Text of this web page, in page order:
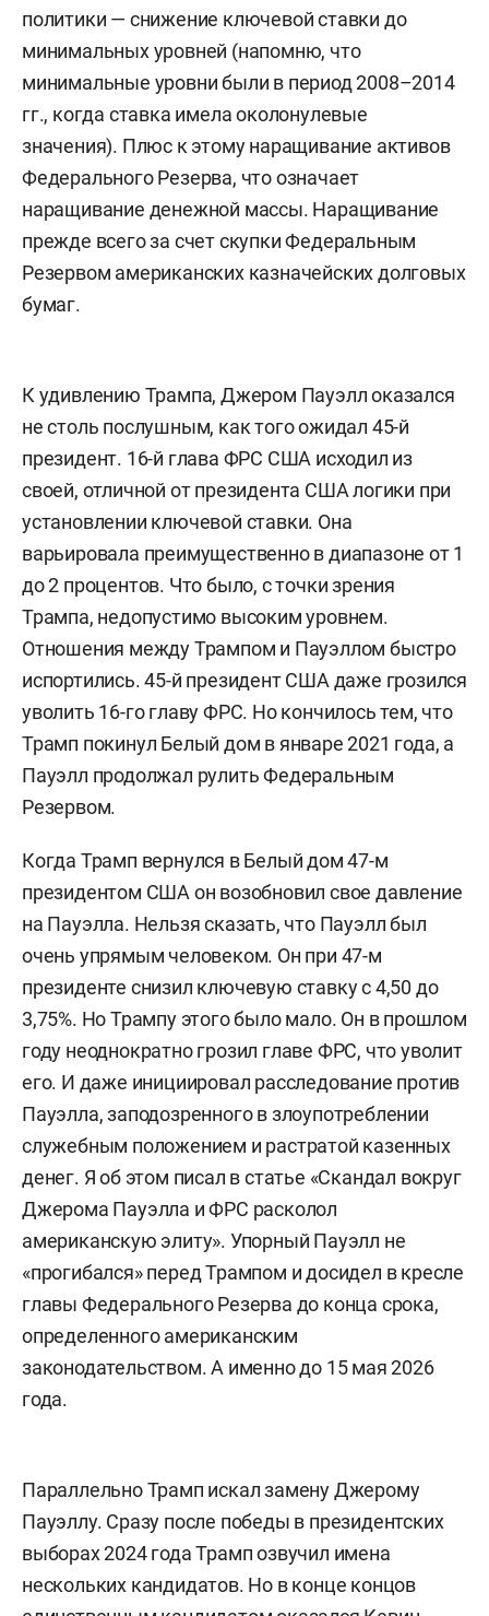
политики — снижение ключевой ставки до
минимальных уровней (напомню, что
минимальные уровни были в период 2008–2014
гг., когда ставка имела околонулевые
значения). Плюс к этому наращивание активов
Федерального Резерва, что означает
наращивание денежной массы. Наращивание
прежде всего за счет скупки Федеральным
Резервом американских казначейских долговых
бумаг.
К удивлению Трампа, Джером Пауэлл оказался
не столь послушным, как того ожидал 45-й
президент. 16-й глава ФРС США исходил из
своей, отличной от президента США логики при
установлении ключевой ставки. Она
варьировала преимущественно в диапазоне от 1
до 2 процентов. Что было, с точки зрения
Трампа, недопустимо высоким уровнем.
Отношения между Трампом и Пауэллом быстро
испортились. 45-й президент США даже грозился
уволить 16-го главу ФРС. Но кончилось тем, что
Трамп покинул Белый дом в январе 2021 года, а
Пауэлл продолжал рулить Федеральным
Резервом.
Когда Трамп вернулся в Белый дом 47-м
президентом США он возобновил свое давление
на Пауэлла. Нельзя сказать, что Пауэлл был
очень упрямым человеком. Он при 47-м
президенте снизил ключевую ставку с 4,50 до
3,75%. Но Трампу этого было мало. Он в прошлом
году неоднократно грозил главе ФРС, что уволит
его. И даже инициировал расследование против
Пауэлла, заподозренного в злоупотреблении
служебным положением и растратой казенных
денег. Я об этом писал в статье «Скандал вокруг
Джерома Пауэлла и ФРС расколол
американскую элиту». Упорный Пауэлл не
«прогибался» перед Трампом и досидел в кресле
главы Федерального Резерва до конца срока,
определенного американским
законодательством. А именно до 15 мая 2026
года.
Параллельно Трамп искал замену Джерому
Пауэллу. Сразу после победы в президентских
выборах 2024 года Трамп озвучил имена
нескольких кандидатов. Но в конце концов